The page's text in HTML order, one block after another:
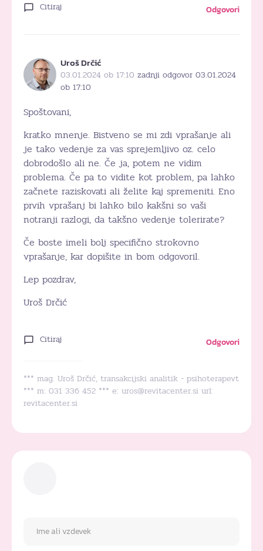
Citiraj Odgovori
Uroš Drčić
03.01.2024 ob 17:10 zadnji odgovor 03.01.2024
ob 17:10
Spoštovani,
kratko mnenje. Bistveno se mi zdi vprašanje ali
je tako vedenje za vas sprejemljivo oz. celo
dobrodošlo ali ne. Če ja, potem ne vidim
problema. Če pa to vidite kot problem, pa lahko
začnete raziskovati ali želite kaj spremeniti. Eno
prvih vprašanj bi lahko bilo kakšni so vaši
notranji razlogi, da takšno vedenje tolerirate?
Če boste imeli bolj specifično strokovno
vprašanje, kar dopišite in bom odgovoril.
Lep pozdrav,
Uroš Drčić
Citiraj Odgovori
*** mag. Uroš Drčić, transakcijski analitik - psihoterapevt
*** m: 031 336 452 *** e: uros@revitacenter.si url:
revitacenter.si